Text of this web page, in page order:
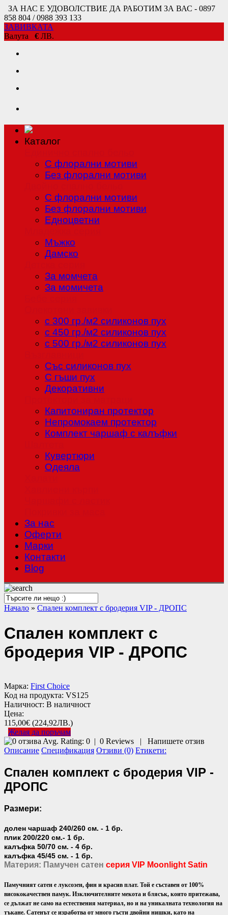
ЗА НАС Е УДОВОЛСТВИЕ ДА РАБОТИМ ЗА ВАС - 0897
858 804 / 0988 393 133
ЗАВИВКАТА
Валута € ЛВ.
Каталог
С флорални мотиви
Без флорални мотиви
С флорални мотиви
Без флорални мотиви
Едноцветни
Мъжко
Дамско
За момчета
За момичета
с 300 гр./м2 силиконов пух
с 450 гр./м2 силиконов пух
с 500 гр./м2 силиконов пух
Със силиконов пух
С гъши пух
Декоративни
Капитониран протектор
Непромокаем протектор
Комплект чаршаф с калъфки
Кувертюри
Одеяла
За нас
Оферти
Mарки
Контакти
Blog
Начало » Спален комплект с бродерия VIP - ДРОПС
Спален комплект с
бродерия VIP - ДРОПС
Марка: First Choice
Код на продукта: VS125
Наличност: В наличност
Цена:
115,00€ (224,92ЛВ.)
Желая да поръчам
Avg. Rating: 0 | 0 Reviews | Напишете отзив
Описание Спецификация Отзиви (0) Етикети:
Спален комплект с бродерия VIP -
ДРОПС
Размери:
долен чаршаф 240/260 см. - 1 бр.
плик 200/220 см.- 1 бр.
калъфка 50/70 см. - 4 бр.
калъфка 45/45 см. - 1 бр.
Материя: Памучен сатен серия VIP Moonlight Satin
Памучният сатен е луксозен, фин и красив плат. Той е съставен от 100%
висококачествен памук. Изключителните мекота и блясък, които притежава,
се дължат не само на естествения материал, но и на уникалната технология на
тъкане. Сатенът се изработва от много гъсти двойни нишки, като на